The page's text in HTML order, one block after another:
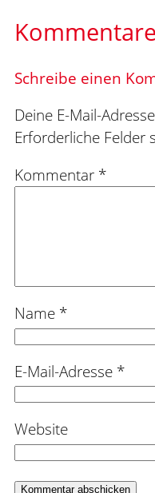
Kommentare
Schreibe einen
Deine E-Mail-
Erforderliche Felder
Kommentar *
Name *
E-Mail-Adresse *
Website